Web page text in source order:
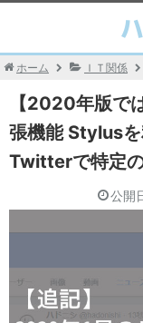
ホーム ＩＴ関係
【2020年版で
張機能 Stylus
Twitterで特定
公開